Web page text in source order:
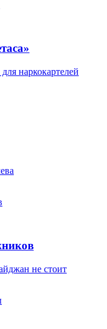
наркокартелей
не стоит